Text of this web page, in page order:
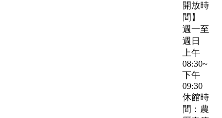
開放時
間】
週一至
週日
上午
08:30~
下午
09:30
休館時
間：農